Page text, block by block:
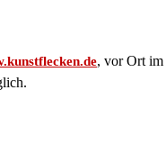
, vor Ort im